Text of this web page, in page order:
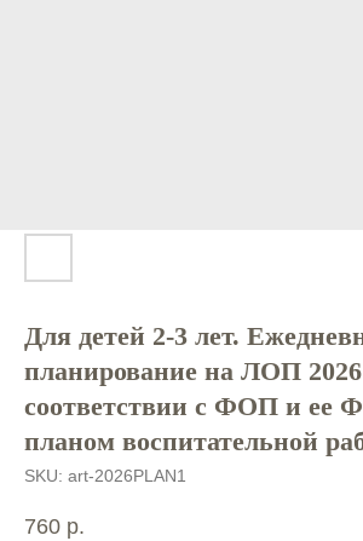
Для детей 2-3 лет.
планирование на ЛОП 2026
соответствии с ФОП и ее
планом воспитательной
SKU: art-2026PLAN1
760 р.